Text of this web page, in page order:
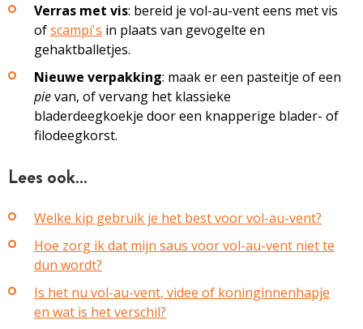
Verras met vis: bereid je vol-au-vent eens met vis
ofscampi's in plaats van gevogelte en
gehaktballetjes.
Nieuwe verpakking: maak er een pasteitje of een
pievan, of vervang het klassieke
bladerdeegkoekje door een knapperige blader- of
filodeegkorst.
Lees ook…
Welke kip gebruik je het best voor vol-au-vent?
Hoe zorg ik dat mijn saus voor vol-au-vent niet te
dun wordt?
Is het nu vol-au-vent, videe of koninginnenhapje
en wat is het verschil?